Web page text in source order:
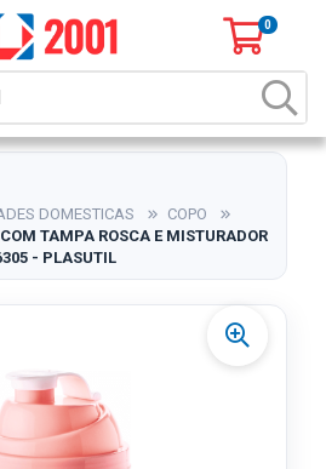
0
DOMESTICAS
COPO
TAMPA ROSCA E MISTURADOR
- PLASUTIL